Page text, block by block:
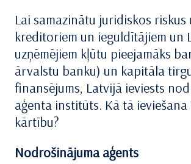
Lai samazinātu juridiskos riskus
kreditoriem un ieguldītājiem un
uzņēmējiem kļūtu pieejamāks
ārvalstu banku) un kapitāla
finansējums, Latvijā ieviests
aģenta institūts. Kā tā ieviešana
kārtību?
Nodrošinājumaaģents